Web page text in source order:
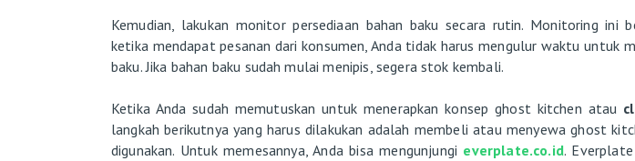
Kemudian, lakukan monitor persediaan bahan baku secara rutin. Monitoring ini
ketika mendapat pesanan dari konsumen, Anda tidak harus mengulur waktu untuk
baku. Jika bahan baku sudah mulai menipis, segera stok kembali.
Ketika Anda sudah memutuskan untuk menerapkan konsep ghost kitchen atau
langkah berikutnya yang harus dilakukan adalah membeli atau menyewa ghost
digunakan. Untuk memesannya, Anda bisa mengunjungi everplate.co.id.